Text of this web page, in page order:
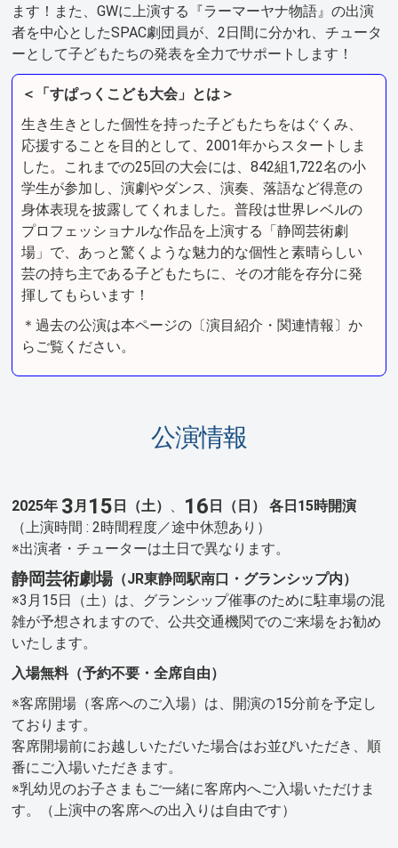
ます！また、GWに上演する『ラーマーヤナ物語』の出演
者を中心としたSPAC劇団員が、2日間に分かれ、チュータ
ーとして子どもたちの発表を全力でサポートします！
＜「すぱっくこども大会」とは＞
生き生きとした個性を持った子どもたちをはぐくみ、
応援することを目的として、2001年からスタートしま
した。これまでの25回の大会には、842組1,722名の小
学生が参加し、演劇やダンス、演奏、落語など得意の
身体表現を披露してくれました。普段は世界レベルの
プロフェッショナルな作品を上演する「静岡芸術劇
場」で、あっと驚くような魅力的な個性と素晴らしい
芸の持ち主である子どもたちに、その才能を存分に発
揮してもらいます！
＊過去の公演は本ページの〔演目紹介・関連情報〕か
らご覧ください。
公演情報
2025年 3月 15 日（土） 、 16 日（日）
各日15時開演
（上演時間 : 2時間程度／途中休憩あり）
※出演者・チューターは土日で異なります。
静岡芸術劇場（JR東静岡駅南口・グランシップ内）
※3月15日（土）は、グランシップ催事のために駐車場の混
雑が予想されますので、公共交通機関でのご来場をお勧め
いたします。
入場無料（予約不要・全席自由）
※客席開場（客席へのご入場）は、開演の15分前を予定し
ております。
客席開場前にお越しいただいた場合はお並びいただき、順
番にご入場いただきます。
※乳幼児のお子さまもご一緒に客席内へご入場いただけま
す。（上演中の客席への出入りは自由です）